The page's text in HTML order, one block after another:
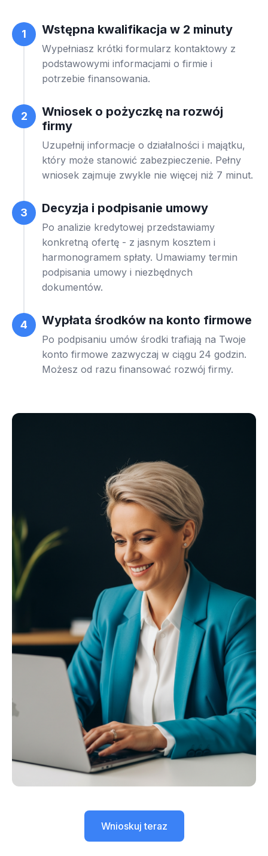
1 Wstępna kwalifikacja w 2 minuty
Wypełniasz krótki formularz kontaktowy z
podstawowymi informacjami o firmie i
potrzebie finansowania.
2
Wniosek o pożyczkę na rozwój
firmy
Uzupełnij informacje o działalności i majątku,
który może stanowić zabezpieczenie. Pełny
wniosek zajmuje zwykle nie więcej niż 7 minut.
3 Decyzja i podpisanie umowy
Po analizie kredytowej przedstawiamy
konkretną ofertę - z jasnym kosztem i
harmonogramem spłaty. Umawiamy termin
podpisania umowy i niezbędnych
dokumentów.
4 Wypłata środków na konto firmowe
Po podpisaniu umów środki trafiają na Twoje
konto firmowe zazwyczaj w ciągu 24 godzin.
Możesz od razu finansować rozwój firmy.
Wnioskuj teraz